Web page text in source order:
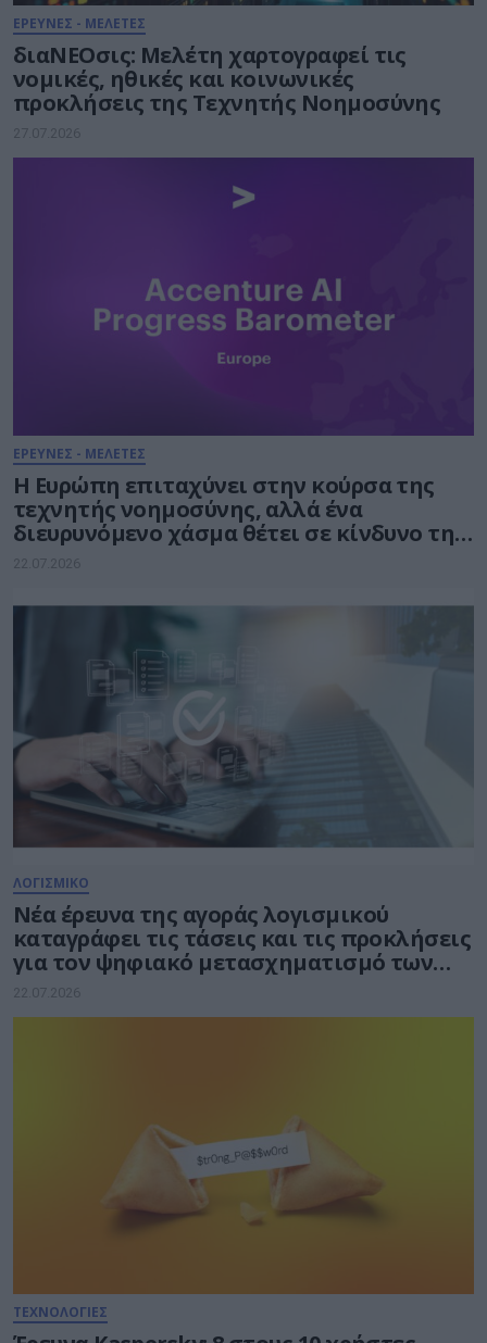
ΕΡΕΥΝΕΣ - ΜΕΛΕΤΕΣ
διαΝΕΟσις: Μελέτη χαρτογραφεί τις
νομικές, ηθικές και κοινωνικές
προκλήσεις της Τεχνητής Νοημοσύνης
27.07.2026
ΕΡΕΥΝΕΣ - ΜΕΛΕΤΕΣ
Η Ευρώπη επιταχύνει στην κούρσα της
τεχνητής νοημοσύνης, αλλά ένα
διευρυνόμενο χάσμα θέτει σε κίνδυνο την
πρόοδό της
22.07.2026
ΛΟΓΙΣΜΙΚΟ
Νέα έρευνα της αγοράς λογισμικού
καταγράφει τις τάσεις και τις προκλήσεις
για τον ψηφιακό μετασχηματισμό των
επιχειρήσεων
22.07.2026
ΤΕΧΝΟΛΟΓΙΕΣ